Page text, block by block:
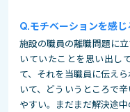
モチベーションを感
施設の職員の離職問題に
いていたことを思い出し
て、それを当職員に伝え
いて、どういうところで
やすい。まだまだ解決途中